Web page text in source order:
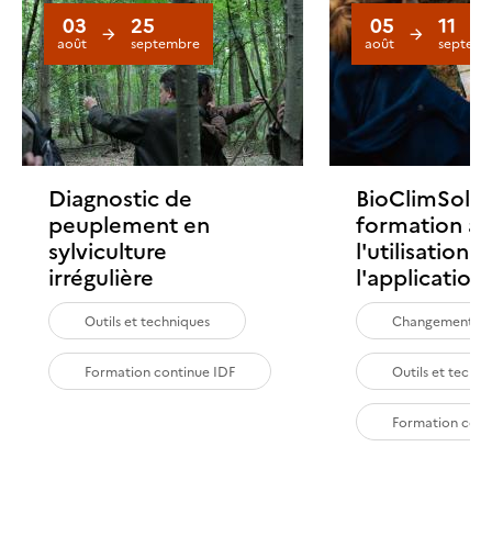
03
août
25
septembre
Diagnostic de
peuplement en
sylviculture
irrégulière
Outils et techniques
Formation continue IDF
05
août
11
BioClimSol :
formation à
l'utilisation
l'application
Changement
Outils et
Formation